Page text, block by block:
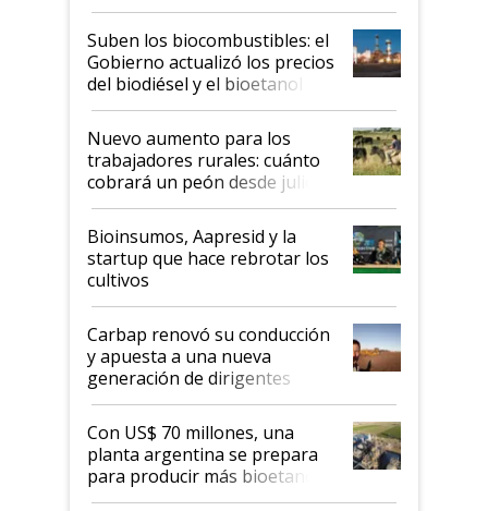
funcionamiento de las
exportadoras en tensión tras
la medida de fuerza de los
prácticos
Suben los biocombustibles: el
Gobierno actualizó los precios
del biodiésel y el bioetanol
Nuevo aumento para los
trabajadores rurales: cuánto
cobrará un peón desde julio
Bioinsumos, Aapresid y la
startup que hace rebrotar los
cultivos
Carbap renovó su conducción
y apuesta a una nueva
generación de dirigentes
rurales
Con US$ 70 millones, una
planta argentina se prepara
para producir más bioetanol
que nunca